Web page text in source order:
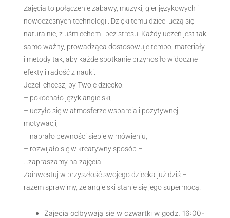
Zajęcia to połączenie zabawy, muzyki, gier językowych i
nowoczesnych technologii. Dzięki temu dzieci uczą się
naturalnie, z uśmiechem i bez stresu. Każdy uczeń jest tak
samo ważny, prowadząca dostosowuje tempo, materiały
i metody tak, aby każde spotkanie przynosiło widoczne
efekty i radość z nauki.
Jeżeli chcesz, by Twoje dziecko:
– pokochało język angielski,
– uczyło się w atmosferze wsparcia i pozytywnej
motywacji,
– nabrało pewności siebie w mówieniu,
– rozwijało się w kreatywny sposób –
…zapraszamy na zajęcia!
Zainwestuj w przyszłość swojego dziecka już dziś –
razem sprawimy, że angielski stanie się jego supermocą!
Zajęcia odbywają się w czwartki w godz. 16:00-